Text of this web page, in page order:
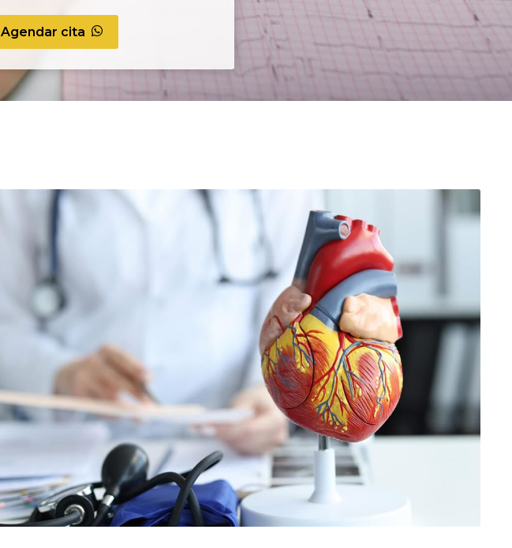
Agendar cita